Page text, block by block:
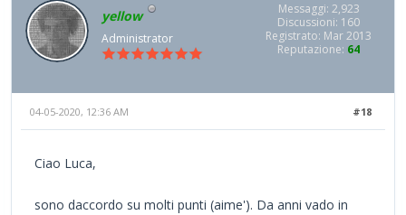
yellow
Administrator
Messaggi: 2,923
Discussioni: 160
Registrato: Mar 2013
Reputazione: 64
#18
04-05-2020, 12:36 AM
Ciao Luca,
sono daccordo su molti punti (aime'). Da anni vado in